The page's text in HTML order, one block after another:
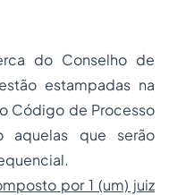
do Conselho de
estampadas na
Código de Processo
aquelas que serão
por 1 (um) juiz